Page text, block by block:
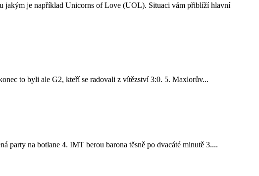
jakým je například Unicorns of Love (UOL). Situaci vám přiblíží hlavní
to byli ale G2, kteří se radovali z vítězství 3:0. 5. Maxlorův...
party na botlane 4. IMT berou barona těsně po dvacáté minutě 3....